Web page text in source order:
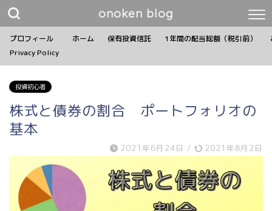
onoken blog
プロフィール
Privacy Policy
ホーム 保有投資信託 1年間の配当総額（税引前）
投資初心者
株式と債券の割合 ポートフォリオの
基本
2021年6月24日 / 2021年8月2日